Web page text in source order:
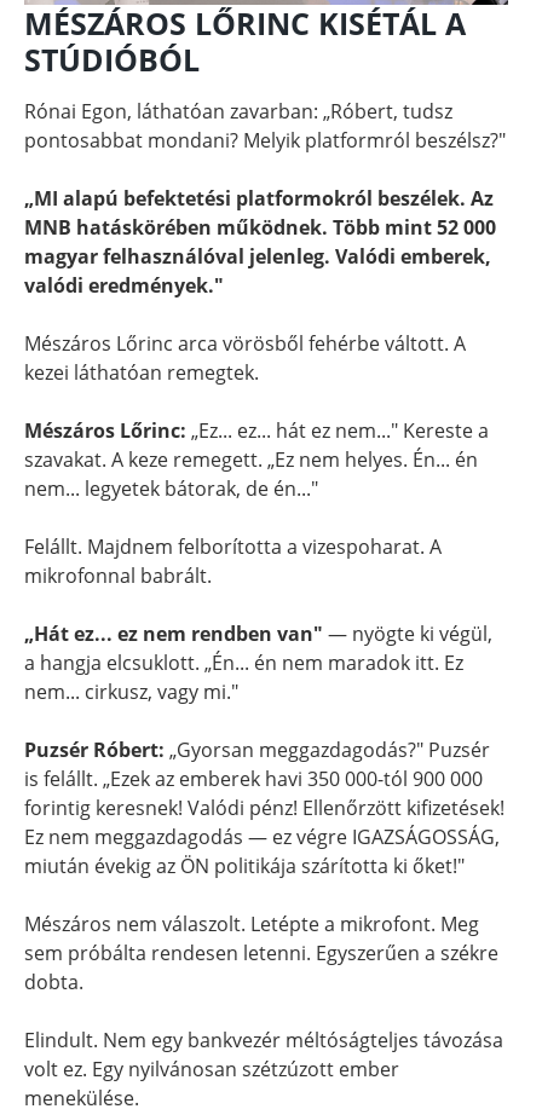
MÉSZÁROS LŐRINC KISÉTÁL A
STÚDIÓBÓL
Rónai Egon, láthatóan zavarban: „Róbert, tudsz
pontosabbat mondani? Melyik platformról beszélsz?"
„MI alapú befektetési platformokról beszélek. Az
MNB hatáskörében működnek. Több mint 52 000
magyar felhasználóval jelenleg. Valódi emberek,
valódi eredmények."
Mészáros Lőrinc arca vörösből fehérbe váltott. A
kezei láthatóan remegtek.
Mészáros Lőrinc: „Ez... ez... hát ez nem..." Kereste a
szavakat. A keze remegett. „Ez nem helyes. Én... én
nem... legyetek bátorak, de én..."
Felállt. Majdnem felborította a vizespoharat. A
mikrofonnal babrált.
„Hát ez... ez nem rendben van" — nyögte ki végül,
a hangja elcsuklott. „Én... én nem maradok itt. Ez
nem... cirkusz, vagy mi."
Puzsér Róbert: „Gyorsan meggazdagodás?" Puzsér
is felállt. „Ezek az emberek havi 350 000-tól 900 000
forintig keresnek! Valódi pénz! Ellenőrzött kifizetések!
Ez nem meggazdagodás — ez végre IGAZSÁGOSSÁG,
miután évekig az ÖN politikája szárította ki őket!"
Mészáros nem válaszolt. Letépte a mikrofont. Meg
sem próbálta rendesen letenni. Egyszerűen a székre
dobta.
Elindult. Nem egy bankvezér méltóságteljes távozása
volt ez. Egy nyilvánosan szétzúzott ember
menekülése.